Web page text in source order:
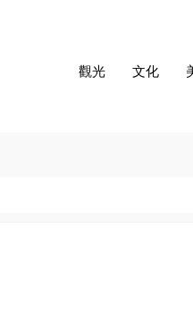
觀光 文化